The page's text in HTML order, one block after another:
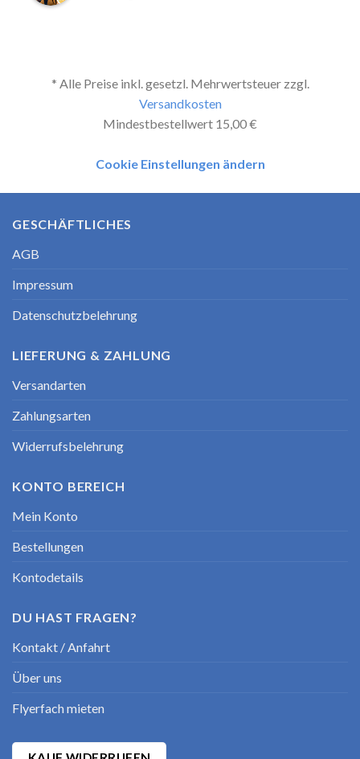
* Alle Preise inkl. gesetzl. Mehrwertsteuer zzgl.
Versandkosten
Mindestbestellwert 15,00 €
Cookie Einstellungen ändern
GESCHÄFTLICHES
AGB
Impressum
Datenschutzbelehrung
LIEFERUNG & ZAHLUNG
Versandarten
Zahlungsarten
Widerrufsbelehrung
KONTO BEREICH
Mein Konto
Bestellungen
Kontodetails
DU HAST FRAGEN?
Kontakt / Anfahrt
Über uns
Flyerfach mieten